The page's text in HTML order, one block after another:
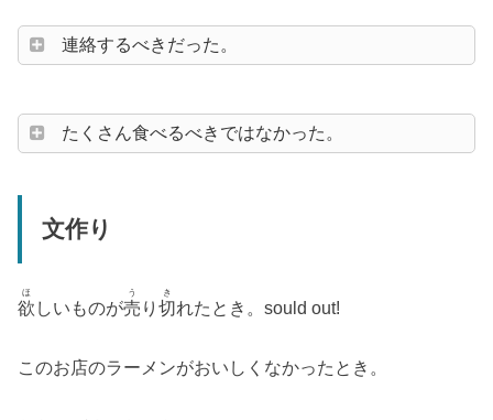
連絡するべきだった。
たくさん食べるべきではなかった。
文作り
欲
ほ
しいものが売
う
り切
き
れたとき。sould out!
このお店のラーメンがおいしくなかったとき。